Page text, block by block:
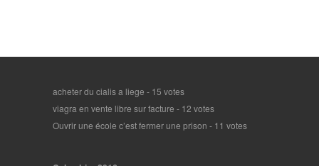
acheter du cialis a liege - 15 votes
viagra en vente libre sur facture - 12 votes
Ouvrir une école c’est fermer une prison - 11 votes